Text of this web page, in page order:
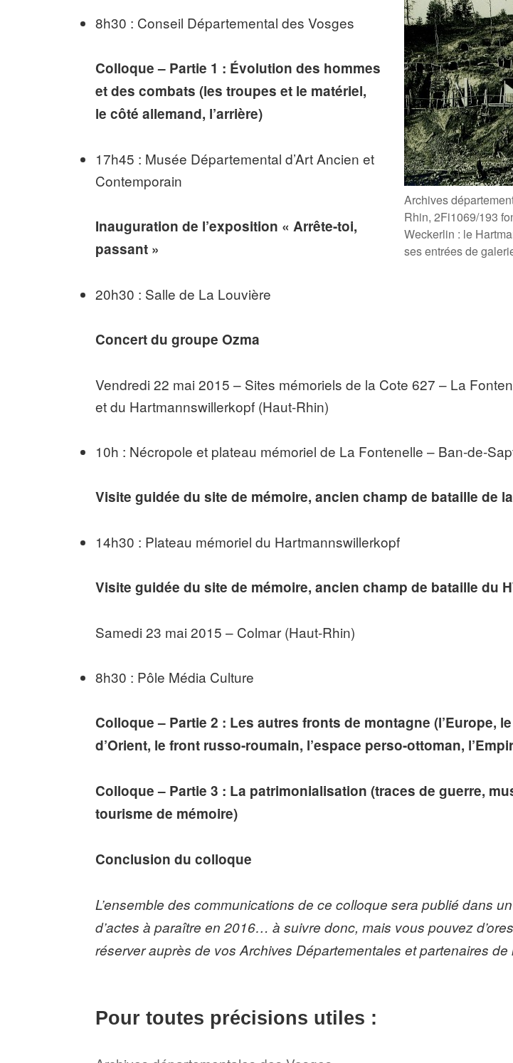
Archives
Rhin, 2Fi1069/193
Weckerlin : le
ses entrées de
8h30 : Conseil Départemental des Vosges
Colloque – Partie 1 : Évolution des hommes
et des combats (les troupes et le matériel,
le côté allemand, l’arrière)
17h45 : Musée Départemental d’Art Ancien et
Contemporain
Inauguration de l’exposition « Arrête-toi,
passant »
20h30 : Salle de La Louvière
Concert du groupe Ozma
Vendredi 22 mai 2015 – Sites mémoriels de la Cote 627 – La
et du Hartmannswillerkopf (Haut-Rhin)
10h : Nécropole et plateau mémoriel de La Fontenelle – Ban-de-
Visite guidée du site de mémoire, ancien champ de bataille de
14h30 : Plateau mémoriel du Hartmannswillerkopf
Visite guidée du site de mémoire, ancien champ de bataille du
Samedi 23 mai 2015 – Colmar (Haut-Rhin)
8h30 : Pôle Média Culture
Colloque – Partie 2 : Les autres fronts de montagne (l’Europe,
d’Orient, le front russo-roumain, l’espace perso-ottoman,
Colloque – Partie 3 : La patrimonialisation (traces de guerre,
tourisme de mémoire)
Conclusion du colloque
L’ensemble des communications de ce colloque sera publié dans
d’actes à paraître en 2016… à suivre donc, mais vous pouvez
réserver auprès de vos Archives Départementales et partenaires de
Pour toutes précisions utiles :